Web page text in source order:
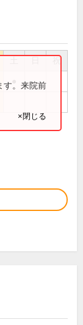
祝
す。来院前
×閉じる